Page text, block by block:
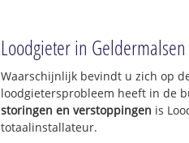
Loodgieter in Geldermalsen
Waarschijnlijk bevindt u zich op
loodgietersprobleem heeft in de
storingen en verstoppingen is
totaalinstallateur.